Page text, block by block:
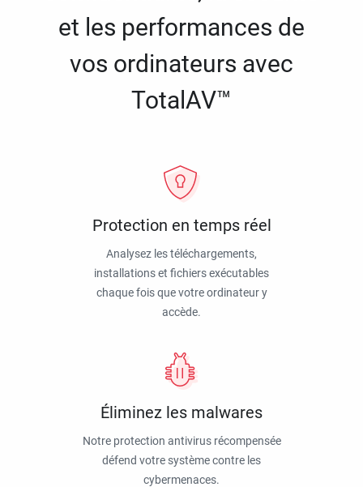
et les performances de
vos ordinateurs avec
TotalAV™
Protection en temps réel
Analysez les téléchargements,
installations et fichiers exécutables
chaque fois que votre ordinateur y
accède.
Éliminez les malwares
Notre protection antivirus récompensée
défend votre système contre les
cybermenaces.